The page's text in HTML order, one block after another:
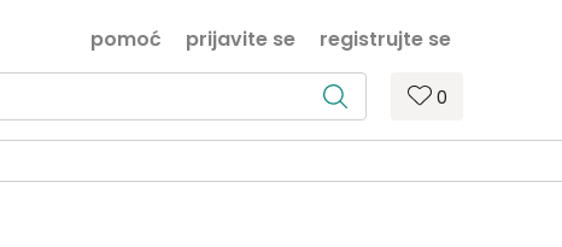
prijavite se registrujte se
pomoć
0